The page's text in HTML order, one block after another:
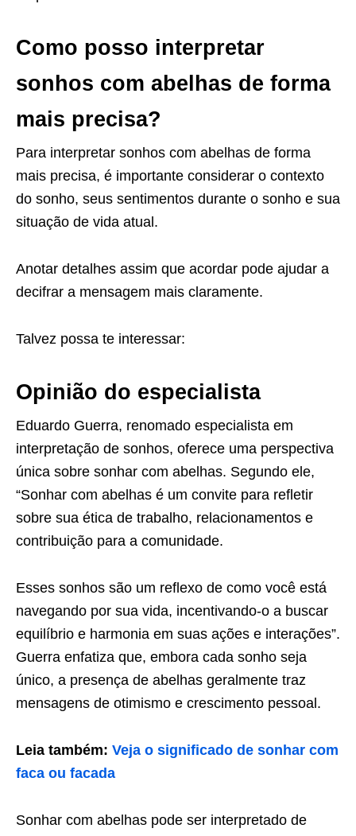
Como posso interpretar
sonhos com abelhas de forma
mais precisa?
Para interpretar sonhos com abelhas de forma
mais precisa, é importante considerar o contexto
do sonho, seus sentimentos durante o sonho e sua
situação de vida atual.
Anotar detalhes assim que acordar pode ajudar a
decifrar a mensagem mais claramente.
Talvez possa te interessar:
Opinião do especialista
Eduardo Guerra, renomado especialista em
interpretação de sonhos, oferece uma perspectiva
única sobre sonhar com abelhas. Segundo ele,
“Sonhar com abelhas é um convite para refletir
sobre sua ética de trabalho, relacionamentos e
contribuição para a comunidade.
Esses sonhos são um reflexo de como você está
navegando por sua vida, incentivando-o a buscar
equilíbrio e harmonia em suas ações e interações”.
Guerra enfatiza que, embora cada sonho seja
único, a presença de abelhas geralmente traz
mensagens de otimismo e crescimento pessoal.
Leia também: Veja o significado de sonhar com
faca ou facada
Sonhar com abelhas pode ser interpretado de